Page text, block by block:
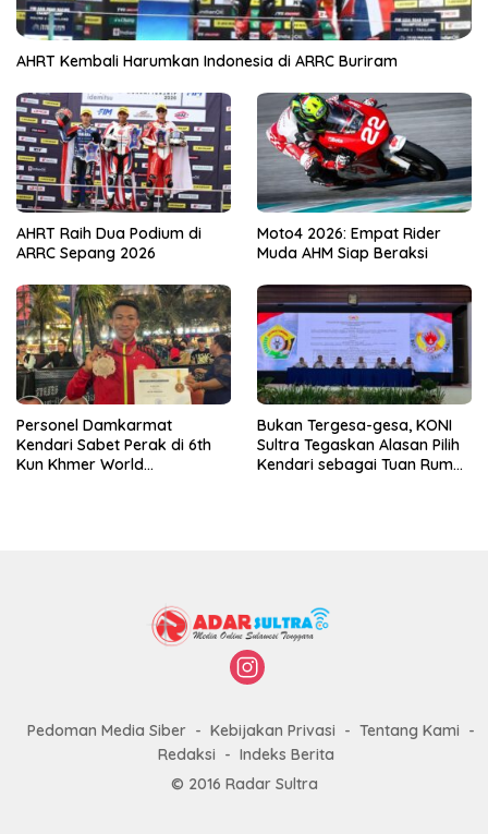
AHRT Kembali Harumkan Indonesia di ARRC Buriram
AHRT Raih Dua Podium di
ARRC Sepang 2026
Moto4 2026: Empat Rider
Muda AHM Siap Beraksi
Personel Damkarmat
Kendari Sabet Perak di 6th
Kun Khmer World
Bukan Tergesa-gesa, KONI
Sultra Tegaskan Alasan Pilih
Kendari sebagai Tuan Rumah
Pedoman Media Siber Kebijakan Privasi
Tentang Kami
Redaksi
Indeks Berita
© 2016 Radar Sultra